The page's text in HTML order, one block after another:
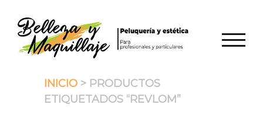
contenido
INICIO > PRODUCTOS
ETIQUETADOS “REVLOM”